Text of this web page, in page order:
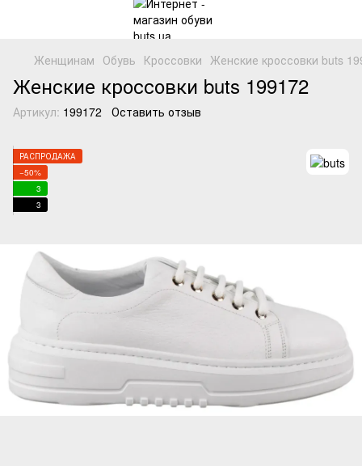
Женщинам Обувь Кроссовки Женские кроссовки buts
Женские кроссовки buts 199172
Артикул: 199172 Оставить отзыв
РАСПРОДАЖА
−50%
3
3